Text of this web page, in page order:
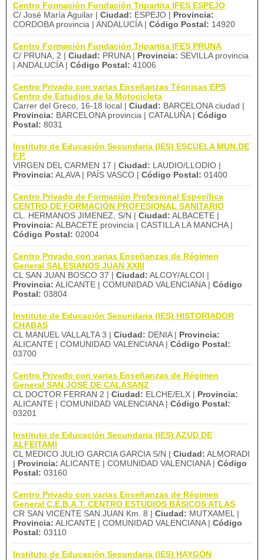
Centro Formación Fundación Tripartita IFES ESPEJO
C/ José María Aguilar | Ciudad: ESPEJO | Provincia:
CORDOBA provincia | ANDALUCÍA | Código Postal: 14920
Centro Formación Fundación Tripartita IFES PRUNA
C/ PRUNA, 2 | Ciudad: PRUNA | Provincia: SEVILLA provincia
| ANDALUCÍA | Código Postal: 41006
Centro Privado con varias Enseñanzas Técnicas EPS
Centro de Estudios de la Motocicleta
Carrer del Greco, 16-18 local | Ciudad: BARCELONA ciudad |
Provincia: BARCELONA provincia | CATALUÑA | Código
Postal: 8031
Instituto de Educación Secundaria (IES) ESCUELA MUN.DE
F.P.
VIRGEN DEL CARMEN 17 | Ciudad: LAUDIO/LLODIO |
Provincia: ALAVA | PAÍS VASCO | Código Postal: 01400
Centro Privado de Formación Profesional Específica
CENTRO DE FORMACIÓN PROFESIONAL SANITARIO
CL. HERMANOS JIMENEZ, S/N | Ciudad: ALBACETE |
Provincia: ALBACETE provincia | CASTILLA LA MANCHA |
Código Postal: 02004
Centro Privado con varias Enseñanzas de Régimen
General SALESIANOS JUAN XXIII
CL SAN JUAN BOSCO 37 | Ciudad: ALCOY/ALCOI |
Provincia: ALICANTE | COMUNIDAD VALENCIANA | Código
Postal: 03804
Instituto de Educación Secundaria (IES) HISTORIADOR
CHABAS
CL MANUEL VALLALTA 3 | Ciudad: DENIA | Provincia:
ALICANTE | COMUNIDAD VALENCIANA | Código Postal:
03700
Centro Privado con varias Enseñanzas de Régimen
General SAN JOSÉ DE CALASANZ
CL DOCTOR FERRAN 2 | Ciudad: ELCHE/ELX | Provincia:
ALICANTE | COMUNIDAD VALENCIANA | Código Postal:
03201
Instituto de Educación Secundaria (IES) AZUD DE
ALFEITAMI
CL MEDICO JULIO GARCIA GARCIA S/N | Ciudad: ALMORADI
| Provincia: ALICANTE | COMUNIDAD VALENCIANA | Código
Postal: 03160
Centro Privado con varias Enseñanzas de Régimen
General C.E.B.A.T. CENTRO ESTUDIOS BÁSICOS ATLAS
CR SAN VICENTE SAN.JUAN Km. 8 | Ciudad: MUTXAMEL |
Provincia: ALICANTE | COMUNIDAD VALENCIANA | Código
Postal: 03110
Instituto de Educación Secundaria (IES) HAYGÓN